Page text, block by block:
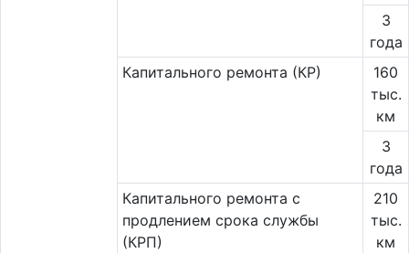
3
года
Капитального ремонта (КР)
160
тыс.
км
3
года
Капитального ремонта с
продлением срока службы
(КРП)
210
тыс.
км